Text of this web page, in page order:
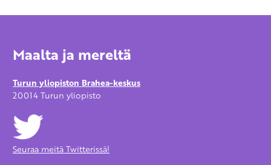
Maalta ja mereltä
Turun yliopiston Brahea-keskus
20014 Turun yliopisto
Seuraa meitä Twitterissä!